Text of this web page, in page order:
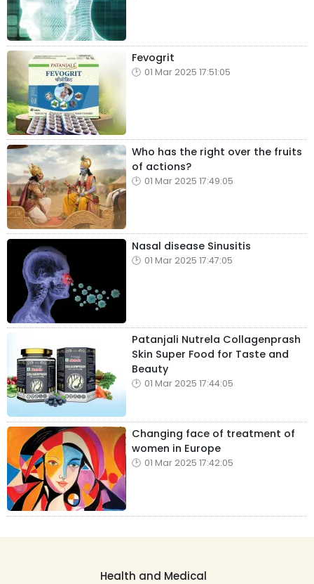
Fevogrit
01 Mar 2025 17:51:05
Who has the right over the fruits
of actions?
01 Mar 2025 17:49:05
Nasal disease Sinusitis
01 Mar 2025 17:47:05
Patanjali Nutrela Collagenprash
Skin Super Food for Taste and
Beauty
01 Mar 2025 17:44:05
Changing face of treatment of
women in Europe
01 Mar 2025 17:42:05
Health and Medical